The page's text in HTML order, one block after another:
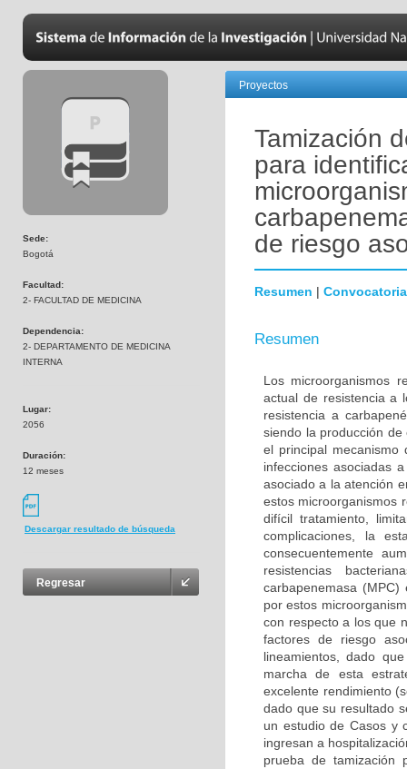
Sede:
Bogotá
Facultad:
2- FACULTAD DE MEDICINA
Dependencia:
2- DEPARTAMENTO DE MEDICINA
INTERNA
Lugar:
2056
Duración:
12 meses
Descargar resultado de búsqueda
Regresar
Proyectos
Tamización
para
de riesgo
Resumen | Convocatoria
Resumen
Los microorganismos
actual de resistencia a
resistencia a
siendo la producción
el principal
infecciones asociadas
asociado a la atención
estos microorganismos
difícil tratamiento,
complicaciones, la
consecuentemente
resistencias
carbapenemasa
por estos
con respecto a los que
factores de riesgo
lineamientos, dado
marcha de esta
excelente rendimiento
dado que su resultado
un estudio de Casos y
ingresan a
prueba de tamización